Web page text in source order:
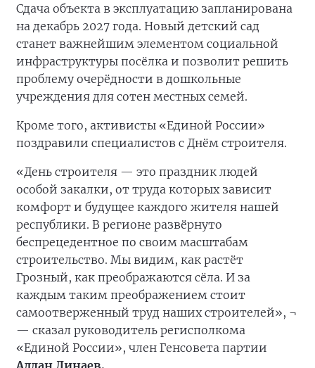
Сдача объекта в эксплуатацию запланирована
на декабрь 2027 года. Новый детский сад
станет важнейшим элементом социальной
инфраструктуры посёлка и позволит решить
проблему очерёдности в дошкольные
учреждения для сотен местных семей.
Кроме того, активисты «Единой России»
поздравили специалистов с Днём строителя.
«День строителя — это праздник людей
особой закалки, от труда которых зависит
комфорт и будущее каждого жителя нашей
республики. В регионе развёрнуто
беспрецедентное по своим масштабам
строительство. Мы видим, как растёт
Грозный, как преображаются сёла. И за
каждым таким преображением стоит
самоотверженный труд наших строителей», ¬
— сказал руководитель регисполкома
«Единой России», член Генсовета партии
Адлан Динаев.